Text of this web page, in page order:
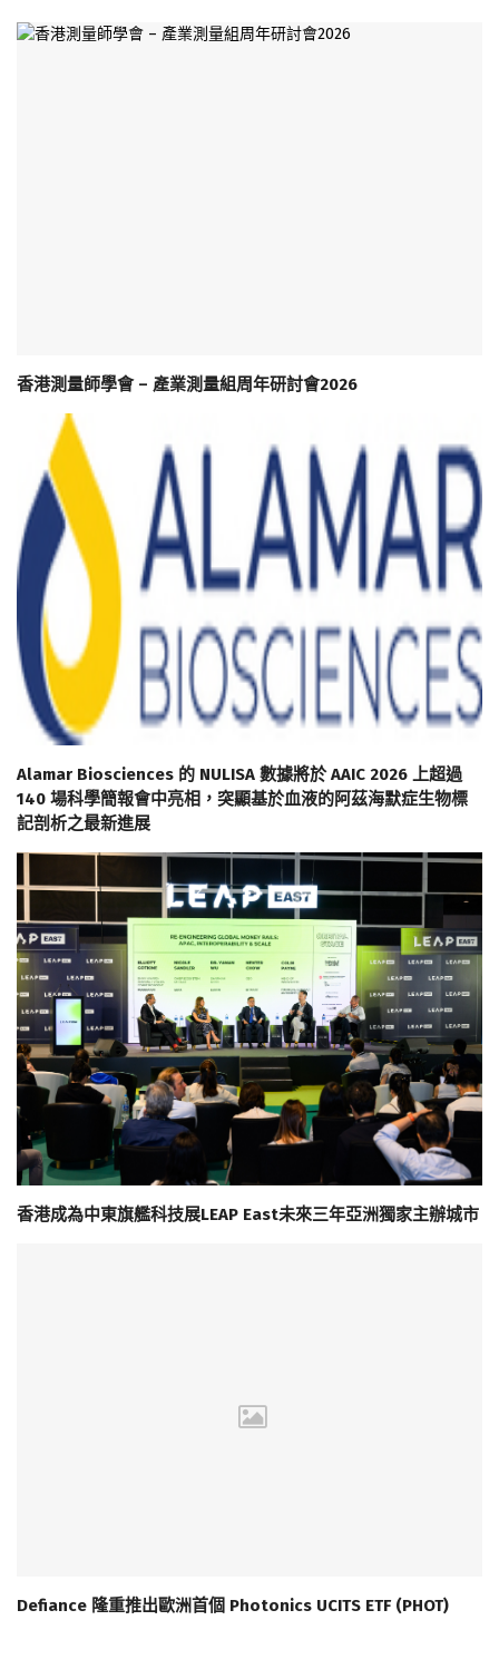
香港測量師學會 – 產業測量組周年研討會2026
Alamar Biosciences 的 NULISA 數據將於 AAIC 2026 上超過
140 場科學簡報會中亮相，突顯基於血液的阿茲海默症生物標
記剖析之最新進展
香港成為中東旗艦科技展LEAP East未來三年亞洲獨家主辦城市
Defiance 隆重推出歐洲首個 Photonics UCITS ETF (PHOT)